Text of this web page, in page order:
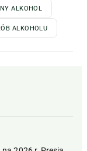
ALKOHOL
ALKOHOLU